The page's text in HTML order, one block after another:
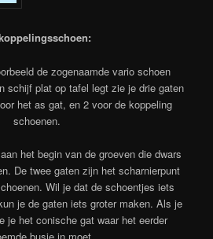
de zogenaamde vario schoen
schijf plat op tafel legt zie je drie gaten
het as gat, en 2 voor de koppeling
schoenen.
het begin van de groeven die dwars
De twee gaten zijn het scharnierpunt
Wil je dat de schoentjes iets
je de gaten iets groter maken. Als je
je het conische gat waar het eerder
busje in moet.